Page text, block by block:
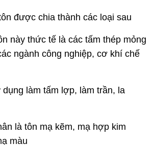
được chia thành các loại sau
này thức tế là các tấm thép mỏng
ngành công nghiệp, cơ khí chế
làm tấm lợp, làm trần, la
là tôn mạ kẽm, mạ hợp kim
màu